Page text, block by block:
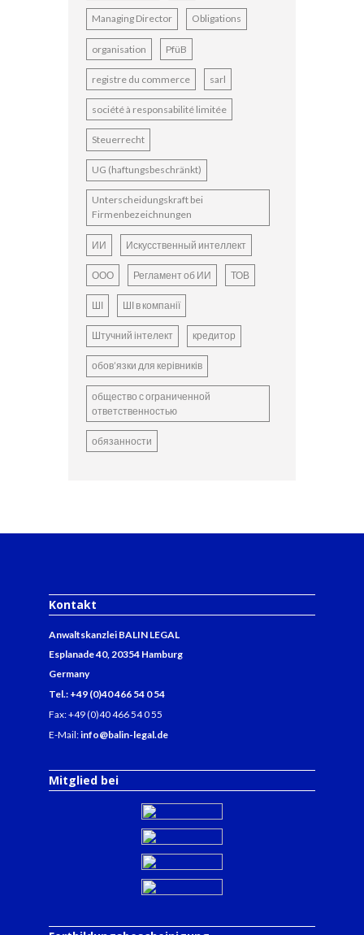
Managing Director Obligations
organisation PfüB
registre du commerce sarl
société à responsabilité limitée
Steuerrecht
UG (haftungsbeschränkt)
Unterscheidungskraft bei
Firmenbezeichnungen
ИИ Искусственный интеллект
ООО Регламент об ИИ ТОВ
ШІ ШІ в компанії
Штучний інтелект кредитор
обов’язки для керівників
общество с ограниченной
ответственностью
обязанности
Kontakt
Anwaltskanzlei BALIN LEGAL
Esplanade 40, 20354 Hamburg
Germany
Tel.: +49 (0)40 466 54 0 54
Fax: +49 (0)40 466 54 0 55
E-Mail:info@balin-legal.de
Mitglied bei